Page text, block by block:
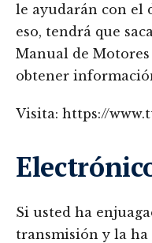
le ayudarán con el
eso, tendrá que
Manual de
obtener
Visita: https://
Si usted ha
transmisión y la